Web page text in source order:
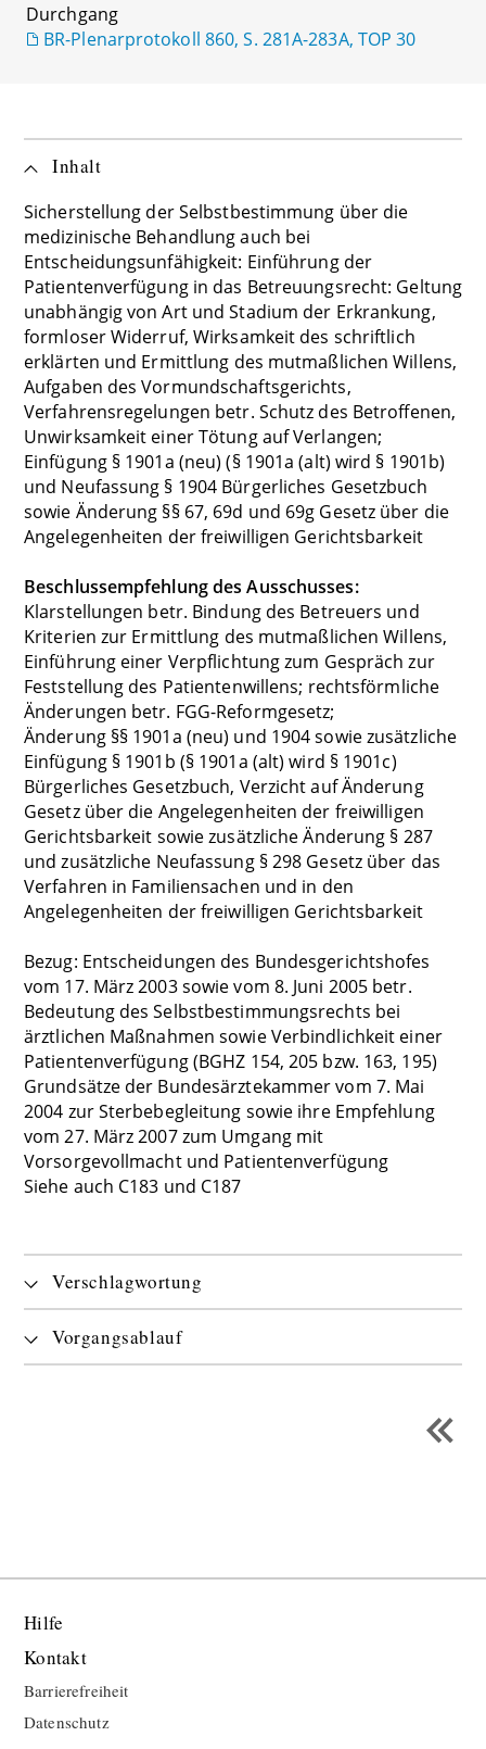
Durchgang
BR-Plenarprotokoll 860, S. 281A-283A, TOP 30
Inhalt
Sicherstellung der Selbstbestimmung über die
medizinische Behandlung auch bei
Entscheidungsunfähigkeit: Einführung der
Patientenverfügung in das Betreuungsrecht: Geltung
unabhängig von Art und Stadium der Erkrankung,
formloser Widerruf, Wirksamkeit des schriftlich
erklärten und Ermittlung des mutmaßlichen Willens,
Aufgaben des Vormundschaftsgerichts,
Verfahrensregelungen betr. Schutz des Betroffenen,
Unwirksamkeit einer Tötung auf Verlangen;
Einfügung § 1901a (neu) (§ 1901a (alt) wird § 1901b)
und Neufassung § 1904 Bürgerliches Gesetzbuch
sowie Änderung §§ 67, 69d und 69g Gesetz über die
Angelegenheiten der freiwilligen Gerichtsbarkeit
Beschlussempfehlung des Ausschusses:
Klarstellungen betr. Bindung des Betreuers und
Kriterien zur Ermittlung des mutmaßlichen Willens,
Einführung einer Verpflichtung zum Gespräch zur
Feststellung des Patientenwillens; rechtsförmliche
Änderungen betr. FGG-Reformgesetz;
Änderung §§ 1901a (neu) und 1904 sowie zusätzliche
Einfügung § 1901b (§ 1901a (alt) wird § 1901c)
Bürgerliches Gesetzbuch, Verzicht auf Änderung
Gesetz über die Angelegenheiten der freiwilligen
Gerichtsbarkeit sowie zusätzliche Änderung § 287
und zusätzliche Neufassung § 298 Gesetz über das
Verfahren in Familiensachen und in den
Angelegenheiten der freiwilligen Gerichtsbarkeit
Bezug: Entscheidungen des Bundesgerichtshofes
vom 17. März 2003 sowie vom 8. Juni 2005 betr.
Bedeutung des Selbstbestimmungsrechts bei
ärztlichen Maßnahmen sowie Verbindlichkeit einer
Patientenverfügung (BGHZ 154, 205 bzw. 163, 195)
Grundsätze der Bundesärztekammer vom 7. Mai
2004 zur Sterbebegleitung sowie ihre Empfehlung
vom 27. März 2007 zum Umgang mit
Vorsorgevollmacht und Patientenverfügung
Siehe auch C183 und C187
Verschlagwortung
Vorgangsablauf
Hilfe
Kontakt
Barrierefreiheit
Datenschutz